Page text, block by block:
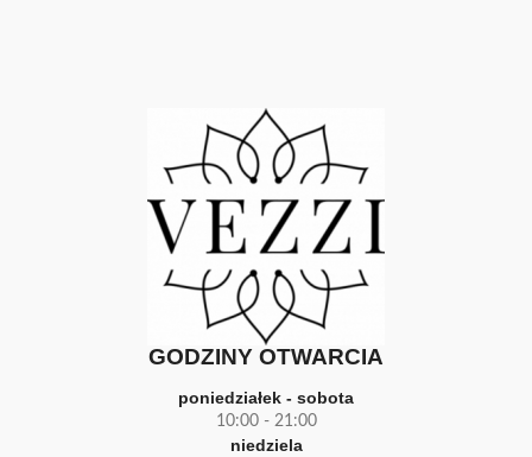
GODZINY OTWARCIA
poniedziałek - sobota
10:00 - 21:00
niedziela